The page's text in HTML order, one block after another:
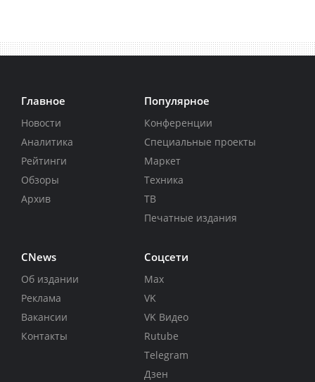
Главное
Новости
Аналитика
Рейтинги
Обзоры
Архив
Популярное
Конференции
Специальные проекты
Маркет
Техника
ТВ
Печатные издания
CNews
Об издании
Реклама
Вакансии
Контакты
Соцсети
Max
VK
VK Видео
Rutube
Telegram
Дзен